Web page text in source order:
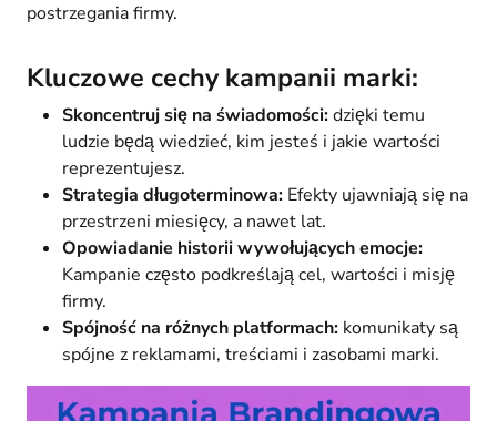
postrzegania firmy.
Kluczowe cechy kampanii marki:
Skoncentruj się na świadomości:dzięki temu
ludzie będą wiedzieć, kim jesteś i jakie wartości
reprezentujesz.
Strategia długoterminowa: Efekty ujawniają się na
przestrzeni miesięcy, a nawet lat.
Opowiadanie historii wywołujących emocje:
Kampanie często podkreślają cel, wartości i misję
firmy.
Spójność na różnych platformach: komunikaty są
spójne z reklamami, treściami i zasobami marki.